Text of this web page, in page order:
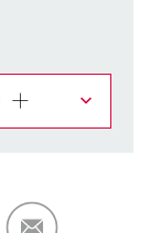
HINZUFÜGEN